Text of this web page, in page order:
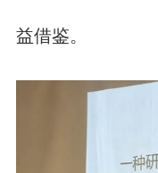
益借鉴。